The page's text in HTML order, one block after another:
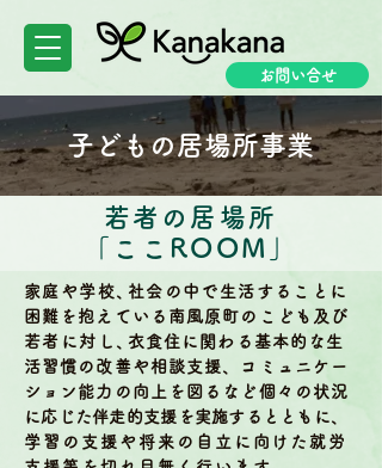
お問い合せ
子どもの居場所事業
若者の居場所
「ここROOM」
家庭や学校、 社会の中で生活することに
困難を抱えている南風原町のこども及び
若者に対し 、 衣食住に関わる基本的な生
活習慣の改善や相談支援、コミュニケー
ション能力の向上を図るなど個々の状況
に応じた伴走的支援を実施するとともに、
学習の支援や将来の自立に向けた就労